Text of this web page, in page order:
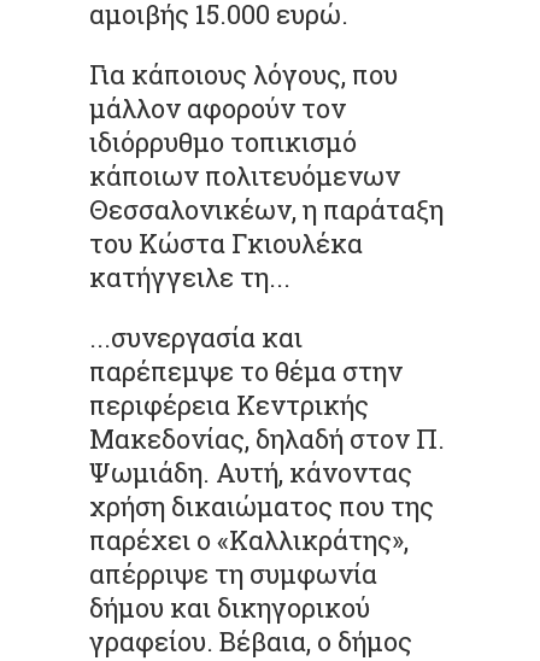
αμοιβής 15.000 ευρώ.
Για κάποιους λόγους, που
μάλλον αφορούν τον
ιδιόρρυθμο τοπικισμό
κάποιων πολιτευόμενων
Θεσσαλονικέων, η παράταξη
του Κώστα Γκιουλέκα
κατήγγειλε τη...
...συνεργασία και
παρέπεμψε το θέμα στην
περιφέρεια Κεντρικής
Μακεδονίας, δηλαδή στον Π.
Ψωμιάδη. Αυτή, κάνοντας
χρήση δικαιώματος που της
παρέχει ο «Καλλικράτης»,
απέρριψε τη συμφωνία
δήμου και δικηγορικού
γραφείου. Βέβαια, ο δήμος